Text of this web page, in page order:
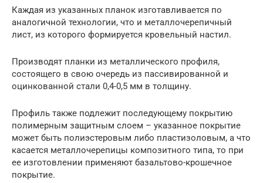
Каждая из указанных планок изготавливается по
аналогичной технологии, что и металлочерепичный
лист, из которого формируется кровельный настил.
Производят планки из металлического профиля,
состоящего в свою очередь из пассивированной и
оцинкованной стали 0,4-0,5 мм в толщину.
Профиль также подлежит последующему покрытию
полимерным защитным слоем – указанное покрытие
может быть полиэстеровым либо пластизоловым, а что
касается металлочерепицы композитного типа, то при
ее изготовлении применяют базальтово-крошечное
покрытие.